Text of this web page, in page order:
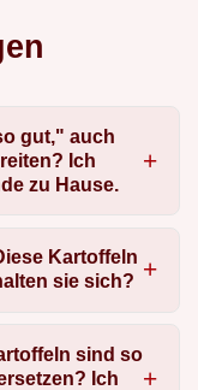
gut," auch
Ich
zu Hause.
Kartoffeln
sie sich?
sind so
Ich